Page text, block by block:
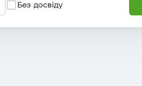
Без досвіду